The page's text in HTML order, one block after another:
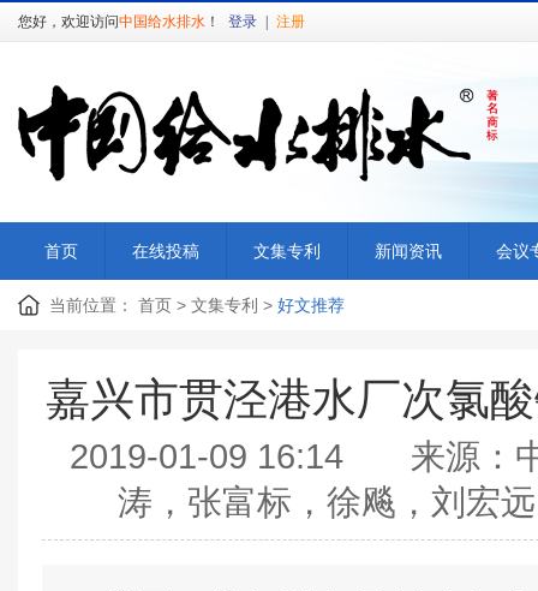
您好，欢迎访问中国给水排水 ！ 登录 注册
首页 在线投稿 文集专利 新闻资讯 会议
当前位置： 首页 > 文集专利 > 好文推荐
嘉兴市贯泾港水厂次氯
2019-01-09 16:14 来源：
涛，张富标，徐飚，刘